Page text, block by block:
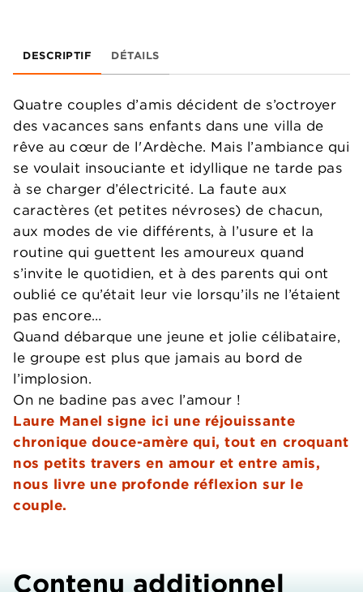
DESCRIPTIF DÉTAILS
Quatre couples d’amis décident de s’octroyer
des vacances sans enfants dans une villa de
rêve au cœur de l'Ardèche. Mais l’ambiance qui
se voulait insouciante et idyllique ne tarde pas
à se charger d’électricité. La faute aux
caractères (et petites névroses) de chacun,
aux modes de vie différents, à l’usure et la
routine qui guettent les amoureux quand
s’invite le quotidien, et à des parents qui ont
oublié ce qu’était leur vie lorsqu’ils ne l’étaient
pas encore…
Quand débarque une jeune et jolie célibataire,
le groupe est plus que jamais au bord de
l’implosion.
On ne badine pas avec l’amour !
Laure Manel signe ici une réjouissante
chronique douce-amère qui, tout en croquant
nos petits travers en amour et entre amis,
nous livre une profonde réflexion sur le
couple.
Contenu additionnel